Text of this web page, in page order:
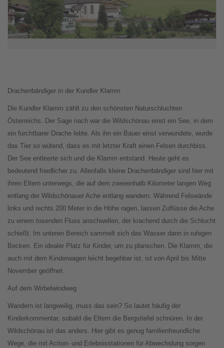
Drachenbändiger in der Kundler Klamm
Die Kundler Klamm zählt zu den schönsten Naturschluchten
Österreichs. Der Sage nach war die Wildschönau einst ein See, in dem
ein furchtbarer Drache lebte. Als ihn ein Bauer einst verwundete, wurde
das Tier so wütend, dass es mit letzter Kraft einen Felsen durchbiss.
Der See entleerte sich und die Klamm entstand. Heute geht es
bedeutend friedlicher zu. Allenfalls kleine Drachenbändiger sind hier mit
ihren Eltern unterwegs, die auf dem zweieinhalb Kilometer langen Weg
entlang der Wildschönauer Ache entlang wandern. Während Felswände
links und rechts 200 Meter in die Höhe ragen, lassen Zuflüsse die Ache
zu einem tosenden Fluss anschwellen, der krachend durch die Schlucht
schießt. Im unteren Bereich sammelt sich das Wasser dann in ruhigen
Becken. Ein idealer Platz für Kinder, um zu planschen. Die Klamm, die
auch mit dem Kinderwagen leicht begehbar ist, ist von April bis Mitte
November geöffnet.
Auf dem Wirbelwindweg
Wandern ist langweilig, muss das sein? So lautet häufig der
Kinderkommentar, sobald die Eltern die Bergstiefel schnüren. In der
Wildschönau ist das anders. Hier gibt es genug familienfreundliche
Wege, die mit Action- und Erlebnisstationen für Abwechslung sorgen